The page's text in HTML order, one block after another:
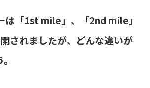
は「1st mile」、「2nd mile」
されましたが、どんな違いが